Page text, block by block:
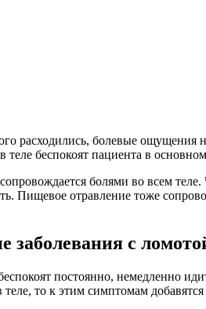
расходились, болевые ощущения
беспокоят пациента в
болями во всем
Пищевое отравление тоже
заболевания с
постоянно, немедленно
то к этим симптомам